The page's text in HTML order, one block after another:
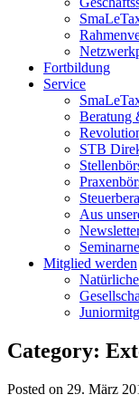
Fortbildung
Service
Beratung
STB
Aus
Mitglied werden
Category:
Posted on 29. März